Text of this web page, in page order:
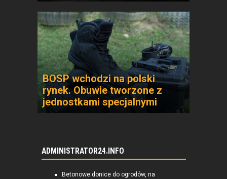
BOSP wchodzi na polski
rynek. Obuwie tworzone z
jednostkami specjalnymi
ADMINISTRATOR24.INFO
Betonowe donice do ogrodów, na